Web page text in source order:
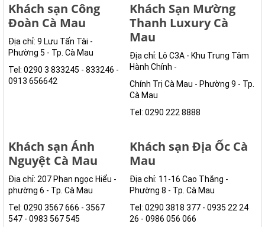
Khách sạn Công
Đoàn Cà Mau
Địa chỉ: 9 Lưu Tấn Tài -
Phường 5 - Tp. Cà Mau
Tel: 0290 3 833245 - 833246 -
0913 656642
Khách Sạn Mường
Thanh Luxury Cà
Mau
Địa chỉ: Lô C3A - Khu Trung Tâm
Hành Chính -
Chính Trị Cà Mau - Phường 9 - Tp.
Cà Mau
Tel: 0290 222 8888
Khách sạn Ánh
Nguyệt Cà Mau
Địa chỉ: 207 Phan ngọc Hiểu -
phường 6 - Tp. Cà Mau
Tel: 0290 3567 666 - 3567
547 - 0983 567 545
Khách sạn Địa Ốc Cà
Mau
Địa chỉ: 11-16 Cao Thắng -
Phường 8 - Tp. Cà Mau
Tel: 0290 3818 377 - 0935 22 24
26 - 0986 056 066